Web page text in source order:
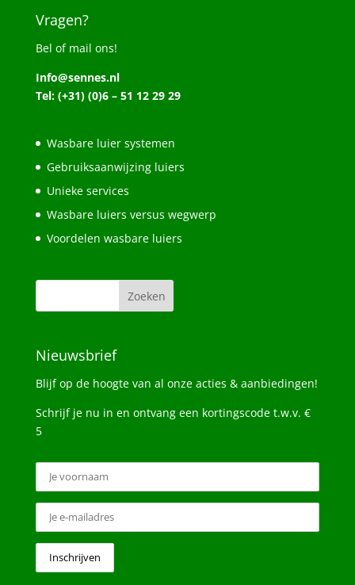
Vragen?
Bel of mail ons!
Info@sennes.nl
Tel: (+31) (0)6 – 51 12 29 29
Wasbare luier systemen
Gebruiksaanwijzing luiers
Unieke services
Wasbare luiers versus wegwerp
Voordelen wasbare luiers
Nieuwsbrief
Blijf op de hoogte van al onze acties & aanbiedingen!
Schrijf je nu in en ontvang een kortingscode t.w.v. €
5